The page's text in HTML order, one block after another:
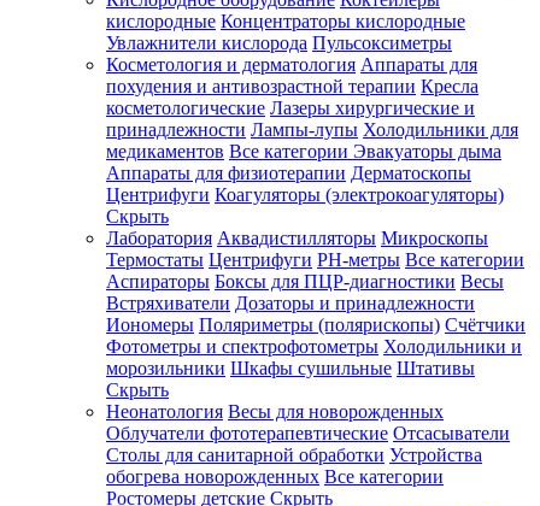
Зарегистрироваться
Зачем
регистрироваться?
Все
покупки
одном
месте
Личный
менеджер
Отслеживание
статуса
заказа
кислородные Концентраторы кислородные
Увлажнители кислорода Пульсоксиметры
Косметология и дерматология Аппараты для
похудения и антивозрастной терапии Кресла
косметологические Лазеры хирургические и
принадлежности Лампы-лупы Холодильники для
медикаментов Все категории Эвакуаторы дыма
Аппараты для физиотерапии Дерматоскопы
Центрифуги Коагуляторы (электрокоагуляторы)
Скрыть
Лаборатория Аквадистилляторы Микроскопы
Термостаты Центрифуги PH-метры Все категории
Аспираторы Боксы для ПЦР-диагностики Весы
Встряхиватели Дозаторы и принадлежности
Иономеры Поляриметры (полярископы) Счётчики
Фотометры и спектрофотометры Холодильники и
морозильники Шкафы сушильные Штативы
Скрыть
Неонатология Весы для новорожденных
Облучатели фототерапевтические Отсасыватели
Столы для санитарной обработки Устройства
обогрева новорожденных Все категории
Ростомеры детские Скрыть